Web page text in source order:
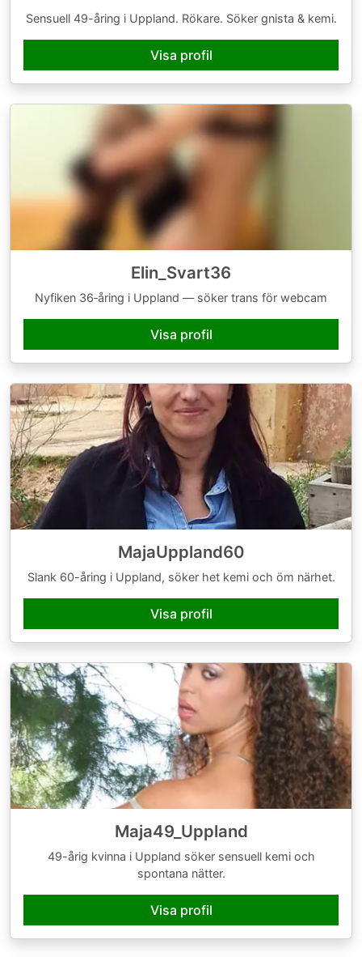
Sensuell 49-åring i Uppland. Rökare. Söker gnista & kemi.
Visa profil
Elin_Svart36
Nyfiken 36‑åring i Uppland — söker trans för webcam
Visa profil
MajaUppland60
Slank 60-åring i Uppland, söker het kemi och öm närhet.
Visa profil
Maja49_Uppland
49-årig kvinna i Uppland söker sensuell kemi och
spontana nätter.
Visa profil